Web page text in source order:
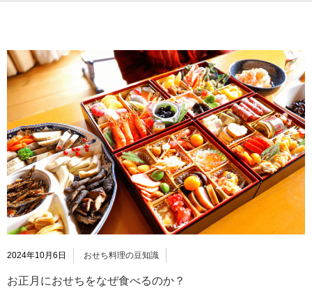
2024年10月6日 おせち料理の豆知識
お正月におせちをなぜ食べるのか？